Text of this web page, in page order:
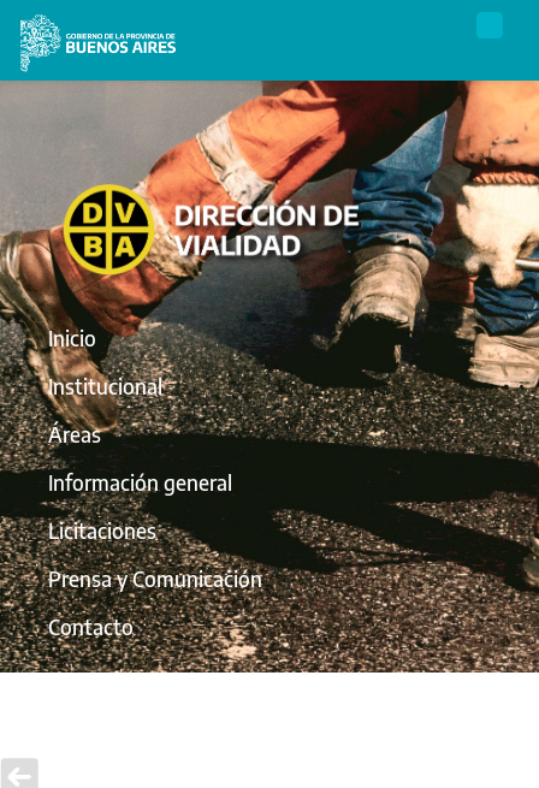
Inicio
Institucional
Áreas
Información general
Licitaciones
Prensa y Comunicación
Contacto